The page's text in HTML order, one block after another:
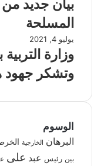
بيان جديد من
المسلحة
يوليو 4, 2021
وزارة
وتشكر جهود
الوسوم
البرهان الخارجية
بين رئيس عبد على